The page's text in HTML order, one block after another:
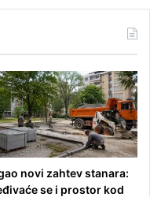
novi zahtev stanara:
se i prostor kod